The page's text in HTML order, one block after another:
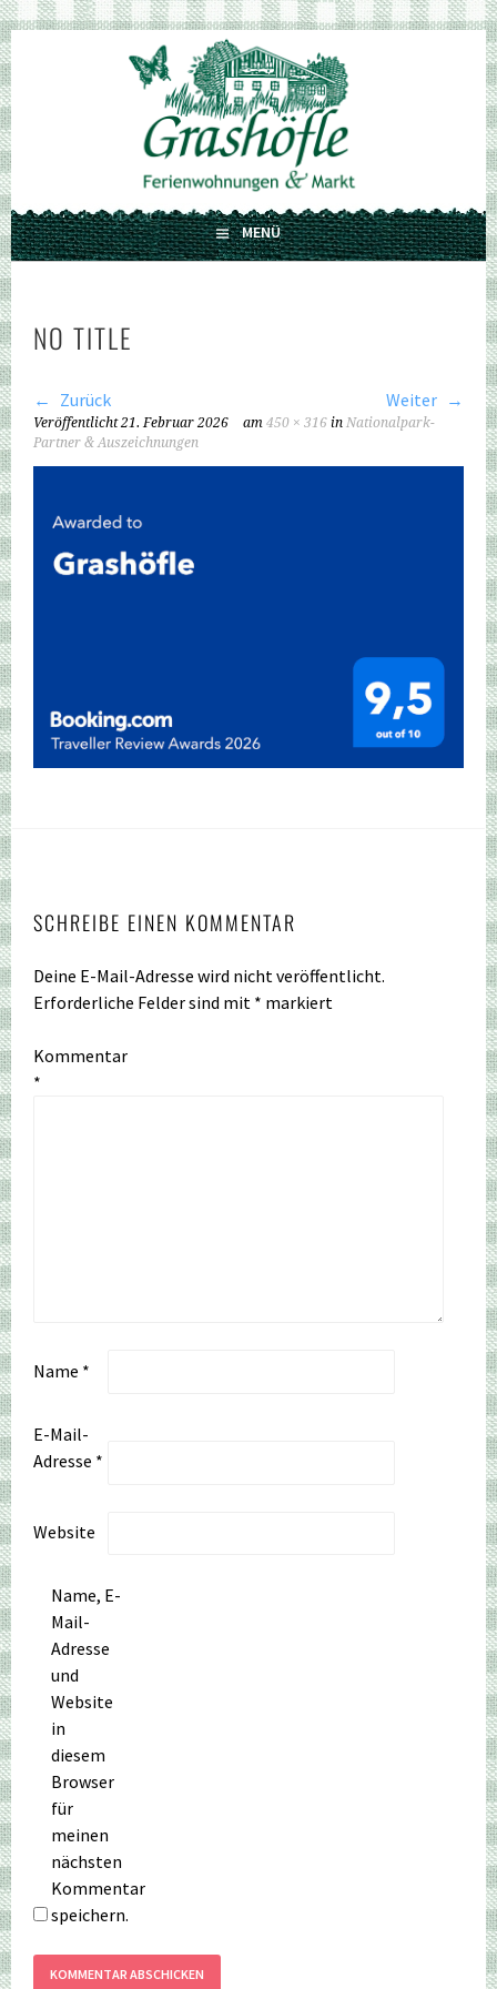
Springe
zum
Inhalt
GRASHÖFLE
FERIENWOHNUNGEN UND MARKT
MENÜ
NO TITLE
Zurück Weiter
Veröffentlicht21. Februar 2026 am450 × 316 inNationalpark-
Partner & Auszeichnungen
SCHREIBE EINEN KOMMENTAR
Deine E-Mail-Adresse wird nicht veröffentlicht.
Erforderliche Felder sind mit * markiert
Kommentar
*
Name *
E-Mail-
Adresse *
Website
Name, E-
Mail-
Adresse
und
Website
in
diesem
Browser
für
meinen
nächsten
Kommentar
speichern.